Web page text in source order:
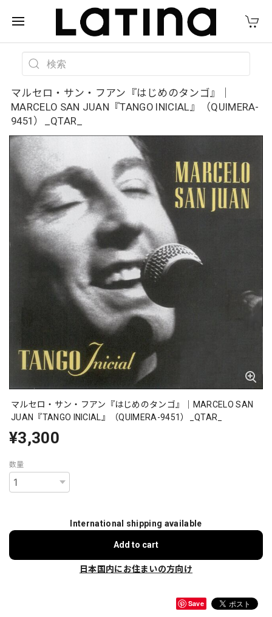
マルセロ・サン・フアン『はじめのタンゴ』｜
MARCELO SAN JUAN『TANGO INICIAL』（QUIMERA-
9451）_QTAR_
マルセロ・サン・フアン『はじめのタンゴ』｜MARCELO SAN
JUAN『TANGO INICIAL』（QUIMERA-9451）_QTAR_
¥3,300
数量
International shipping available
Add to cart
日本国内にお住まいの方向け
Save